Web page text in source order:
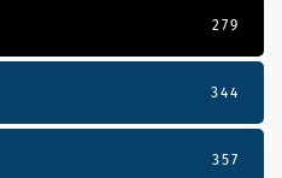
279
344
357